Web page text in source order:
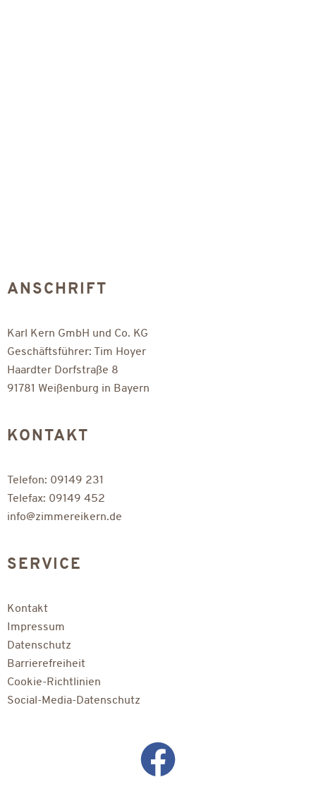
ANSCHRIFT
Karl Kern GmbH und Co. KG
Geschäftsführer: Tim Hoyer
Haardter Dorfstraße 8
91781 Weißenburg in Bayern
KONTAKT
Telefon: 09149 231
Telefax: 09149 452
info@zimmereikern.de
SERVICE
Kontakt
Impressum
Datenschutz
Barrierefreiheit
Cookie-Richtlinien
Social-Media-Datenschutz